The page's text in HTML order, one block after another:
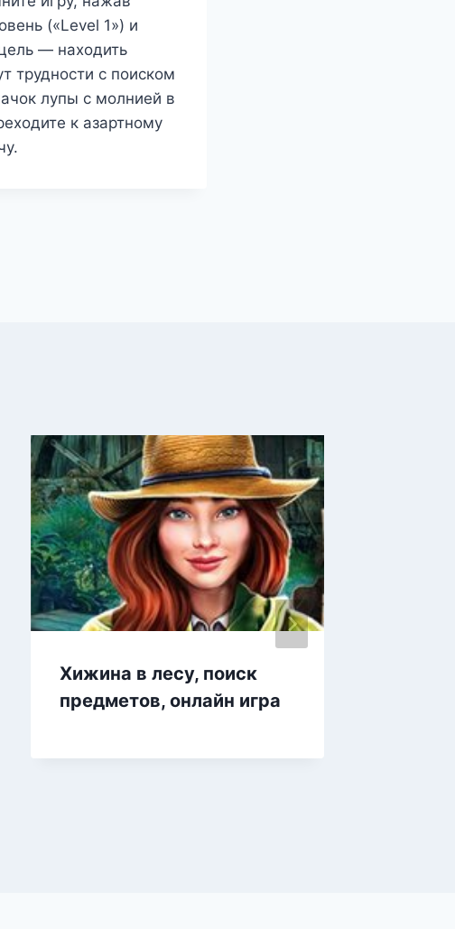
(«Level 1») и
— находить
трудности с поиском
лупы с молнией в
к азартному
Хижина в лесу, поиск
предметов, онлайн игра